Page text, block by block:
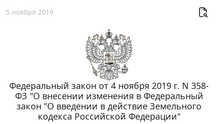
5 ноября 2019
Федеральный закон от 4 ноября 2019 г. N 358-
ФЗ "О внесении изменения в Федеральный
закон "О введении в действие Земельного
кодекса Российской Федерации"